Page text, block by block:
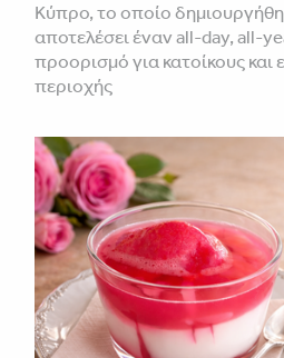
Κύπρο, το οποίο
αποτελέσει έναν all-day, all-
προορισμό για κατοίκους και
περιοχής